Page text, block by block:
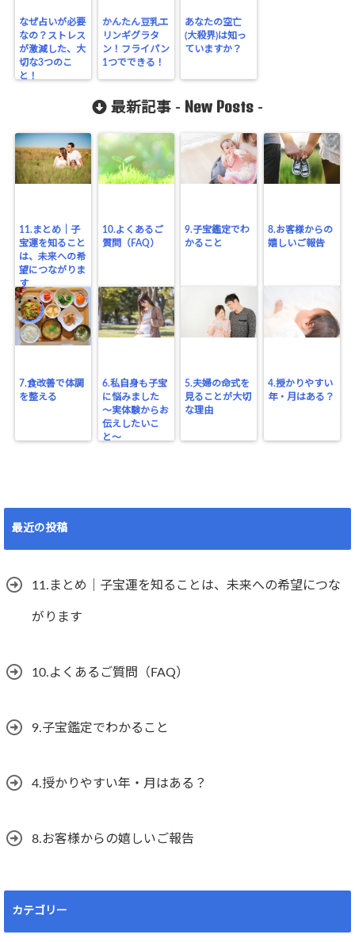
なぜ占いが必要
なの？ストレス
が激減した、大
切な3つのこ
と！
かんたん豆乳エ
リンギグラタ
ン！フライパン
1つでできる！
あなたの空亡
(大殺界)は知っ
ていますか？
最新記事 - New Posts -
11.まとめ｜子
宝運を知ること
は、未来への希
望につながりま
す
10.よくあるご
質問（FAQ）
9.子宝鑑定でわ
かること
8.お客様からの
嬉しいご報告
7.食改善で体調
を整える
6.私自身も子宝
に悩みました
〜実体験からお
伝えしたいこ
と〜
5.夫婦の命式を
見ることが大切
な理由
4.授かりやすい
年・月はある？
最近の投稿
11.まとめ｜子宝運を知ることは、未来への希望につな
がります
10.よくあるご質問（FAQ）
9.子宝鑑定でわかること
4.授かりやすい年・月はある？
8.お客様からの嬉しいご報告
カテゴリー